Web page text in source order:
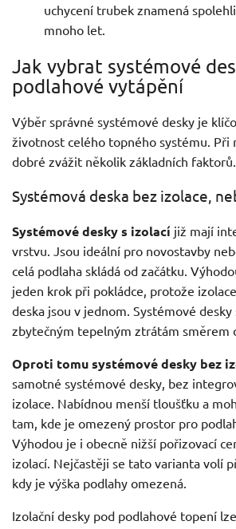
uchycení trubek znamená
mnoho let.
Jak vybrat systémové
podlahové vytápění
Výběr správné systémové desky je
životnost celého topného systému. Při
dobré zvážit několik základních faktorů.
Systémová deska bez izolace,
Systémové desky s izolací již mají
vrstvu. Jsou ideální pro novostavby
celá podlaha skládá od začátku.
jeden krok při pokládce, protože
deska jsou v jednom. Systémové
zbytečným tepelným ztrátám směrem
Oproti tomu systémové desky bez
samotné systémové desky, bez
izolace. Nabídnou menší tloušťku a
tam, kde je omezený prostor pro
Výhodou je i obecně nižší pořizovací
izolací. Nejčastěji se tato varianta volí
kdy je výška podlahy omezená.
Izolační desky pod podlahové topení